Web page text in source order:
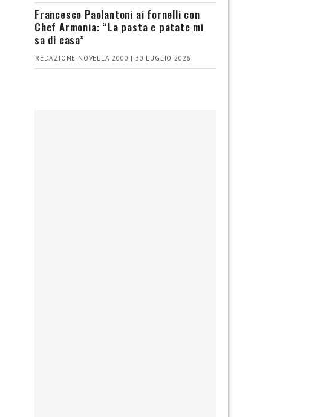
Francesco Paolantoni ai fornelli con
Chef Armonia: “La pasta e patate mi
sa di casa”
REDAZIONE NOVELLA 2000 | 30 LUGLIO 2026